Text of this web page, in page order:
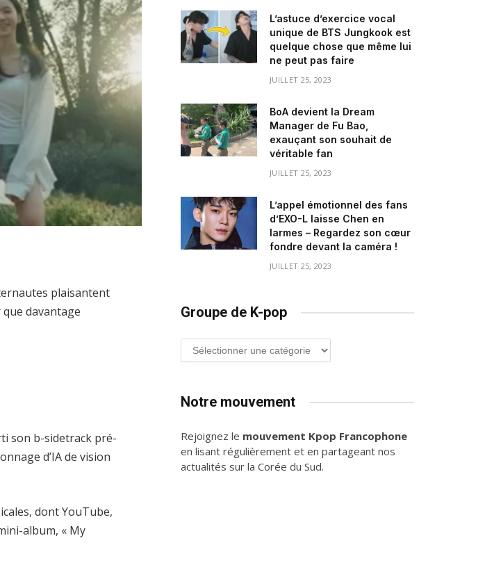
plaisantent
davantage
son b-sidetrack pré-
d’IA de vision
dont YouTube,
album, « My
L’astuce d’exercice vocal
unique de BTS Jungkook est
quelque chose que même lui
ne peut pas faire
JUILLET 25, 2023
BoA devient la Dream
Manager de Fu Bao,
exauçant son souhait de
véritable fan
JUILLET 25, 2023
L’appel émotionnel des fans
d’EXO-L laisse Chen en
larmes – Regardez son cœur
fondre devant la caméra !
JUILLET 25, 2023
Groupe de K-pop
Groupe
de
Notre mouvement
Rejoignez le mouvement Kpop Francophone
en lisant régulièrement et en partageant nos
actualités sur la Corée du Sud.